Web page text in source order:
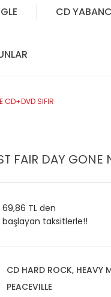
CD
CD+DVD SIFIR
FAIR DAY
69,86 TL den
başlayan taksitlerle!!
CD HARD ROCK, HEAVY
PEACEVILLE